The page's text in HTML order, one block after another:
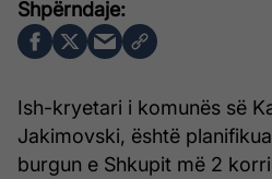
Ish-kryetari i komunës së
Jakimovski, është
burgun e Shkupit më 2